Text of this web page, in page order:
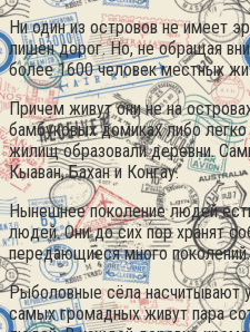
Ни один из островов не имеет
лишен дорог. Но, не обращая
более 1600 человек местных
Причем живут они не на
бамбуковых домиках либо
жилищ образовали деревни.
Кыаван, Бахан и Конгау.
Нынешнее поколение людей
людей. Они до сих пор хранят
передающиеся много поколений.
Рыболовные сёла насчитывают
самых громадных живут пара